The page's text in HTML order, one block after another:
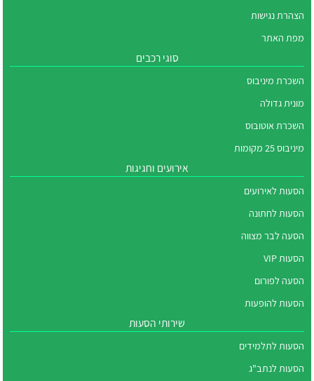
הצהרת נגישות
מפת האתר
סוגי רכבים
השכרת מיניבוס
מונית גדולה
השכרת אוטובוס
מיניבוס 25 מקומות
אירועים וחגיגות
הסעות לאירועים
הסעות לחתונה
הסעה לבר מצווה
הסעות VIP
הסעה לפורום
הסעות להופעות
שירותי הסעות
הסעות לתלמידים
הסעות לנתב"ג